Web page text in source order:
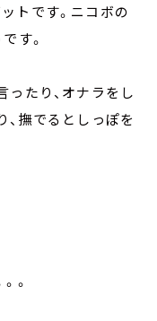
トです。ニコボの
す。
ったり、オナラをし
、撫でるとしっぽを
。